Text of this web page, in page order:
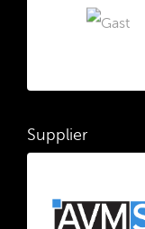
Supplier